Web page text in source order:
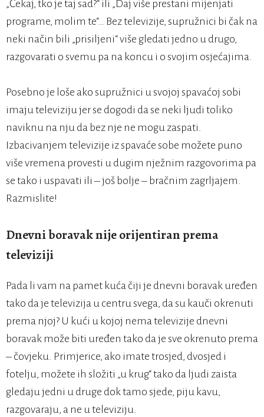
„Čekaj, tko je taj sad?“ ili „Daj više prestani mijenjati
programe, molim te“… Bez televizije, supružnici bi čak na
neki način bili „prisiljeni“ više gledati jedno u drugo,
razgovarati o svemu pa na koncu i o svojim osjećajima.
Posebno je loše ako supružnici u svojoj spavaćoj sobi
imaju televiziju jer se dogodi da se neki ljudi toliko
naviknu na nju da bez nje ne mogu zaspati.
Izbacivanjem televizije iz spavaće sobe možete puno
više vremena provesti u dugim nježnim razgovorima pa
se tako i uspavati ili – još bolje – bračnim zagrljajem.
Razmislite!
Dnevni boravak nije orijentiran prema
televiziji
Pada li vam na pamet kuća čiji je dnevni boravak uređen
tako da je televizija u centru svega, da su kauči okrenuti
prema njoj? U kući u kojoj nema televizije dnevni
boravak može biti uređen tako da je sve okrenuto prema
– čovjeku. Primjerice, ako imate trosjed, dvosjed i
fotelju, možete ih složiti „u krug“ tako da ljudi zaista
gledaju jedni u druge dok tamo sjede, piju kavu,
razgovaraju, a ne u televiziju.